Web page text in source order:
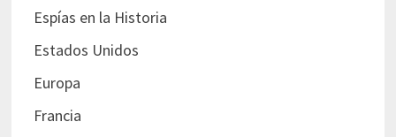
Espías en la Historia
Estados Unidos
Europa
Francia